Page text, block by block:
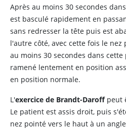
Après au moins 30 secondes
est basculé rapidement en
sans redresser la tête puis est
l'autre côté, avec cette fois le nez
au moins 30 secondes dans
ramené lentement en position
en position normale.
L'exercice de Brandt-Daroffpeut
Le patient est assis droit, puis
nez pointé vers le haut à un